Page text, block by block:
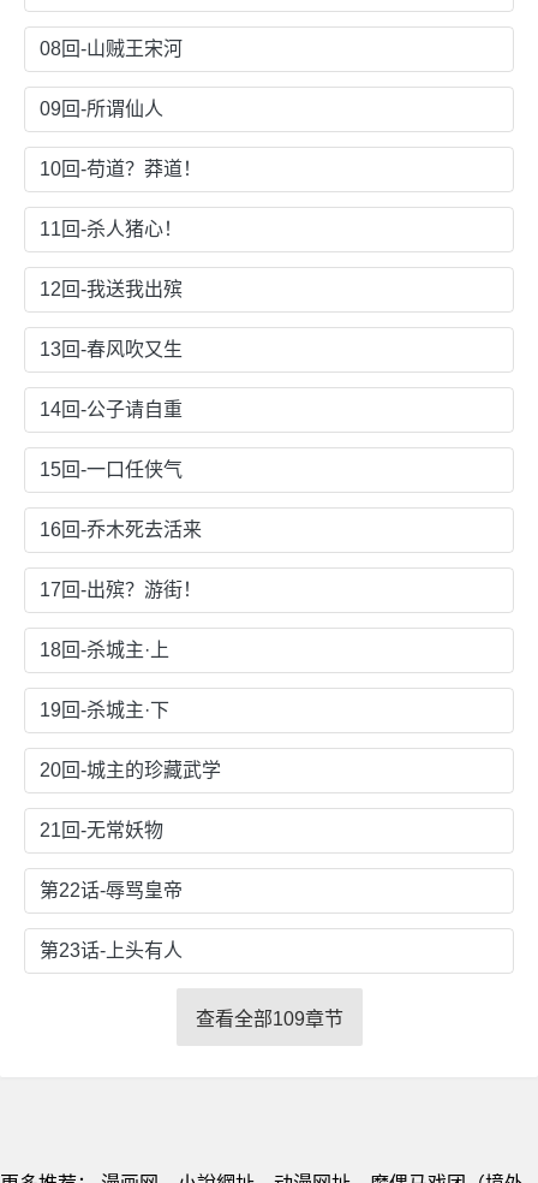
08回-山贼王宋河
09回-所谓仙人
10回-苟道？莽道！
11回-杀人猪心！
12回-我送我出殡
13回-春风吹又生
14回-公子请自重
15回-一口任侠气
16回-乔木死去活来
17回-出殡？游街！
18回-杀城主·上
19回-杀城主·下
20回-城主的珍藏武学
21回-无常妖物
第22话-辱骂皇帝
第23话-上头有人
查看全部109章节